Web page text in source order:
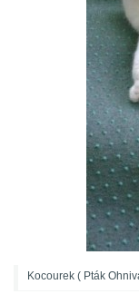
Kocourek ( Pták